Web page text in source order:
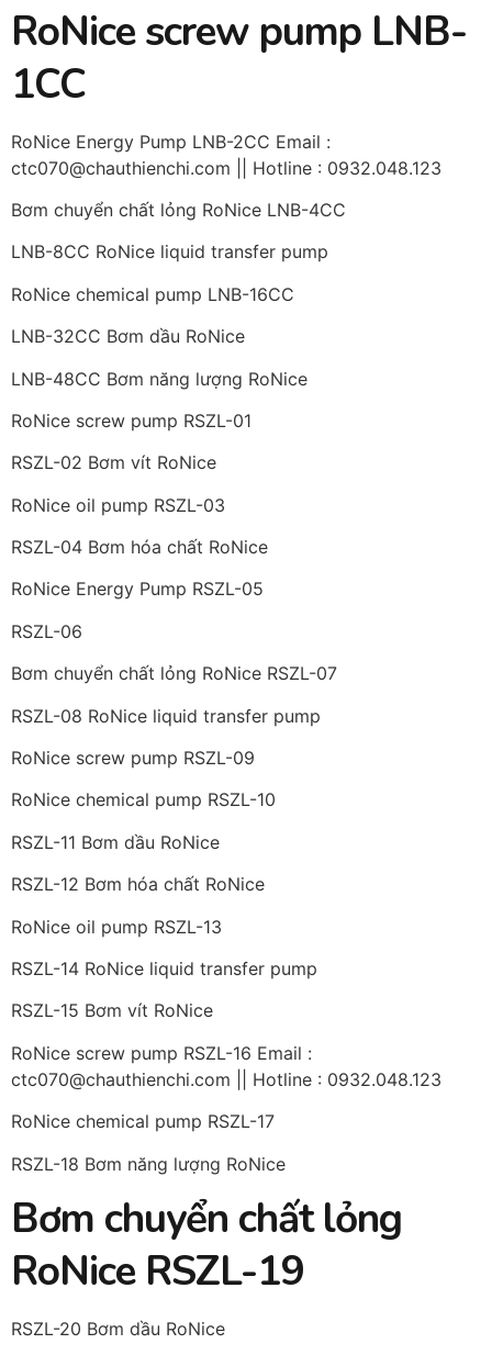
RoNice screw pump LNB-
1CC
RoNice Energy Pump LNB-2CC Email :
ctc070@chauthienchi.com || Hotline : 0932.048.123
Bơm chuyển chất lỏng RoNice LNB-4CC
LNB-8CC RoNice liquid transfer pump
RoNice chemical pump LNB-16CC
LNB-32CC Bơm dầu RoNice
LNB-48CC Bơm năng lượng RoNice
RoNice screw pump RSZL-01
RSZL-02 Bơm vít RoNice
RoNice oil pump RSZL-03
RSZL-04 Bơm hóa chất RoNice
RoNice Energy Pump RSZL-05
RSZL-06
Bơm chuyển chất lỏng RoNice RSZL-07
RSZL-08 RoNice liquid transfer pump
RoNice screw pump RSZL-09
RoNice chemical pump RSZL-10
RSZL-11 Bơm dầu RoNice
RSZL-12 Bơm hóa chất RoNice
RoNice oil pump RSZL-13
RSZL-14 RoNice liquid transfer pump
RSZL-15 Bơm vít RoNice
RoNice screw pump RSZL-16 Email :
ctc070@chauthienchi.com || Hotline : 0932.048.123
RoNice chemical pump RSZL-17
RSZL-18 Bơm năng lượng RoNice
Bơm chuyển chất lỏng
RoNice RSZL-19
RSZL-20 Bơm dầu RoNice